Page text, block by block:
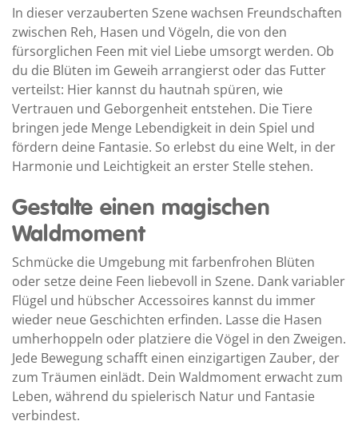
In dieser verzauberten Szene wachsen Freundschaften
zwischen Reh, Hasen und Vögeln, die von den
fürsorglichen Feen mit viel Liebe umsorgt werden. Ob
du die Blüten im Geweih arrangierst oder das Futter
verteilst: Hier kannst du hautnah spüren, wie
Vertrauen und Geborgenheit entstehen. Die Tiere
bringen jede Menge Lebendigkeit in dein Spiel und
fördern deine Fantasie. So erlebst du eine Welt, in der
Harmonie und Leichtigkeit an erster Stelle stehen.
Gestalte einen magischen
Waldmoment
Schmücke die Umgebung mit farbenfrohen Blüten
oder setze deine Feen liebevoll in Szene. Dank variabler
Flügel und hübscher Accessoires kannst du immer
wieder neue Geschichten erfinden. Lasse die Hasen
umherhoppeln oder platziere die Vögel in den Zweigen.
Jede Bewegung schafft einen einzigartigen Zauber, der
zum Träumen einlädt. Dein Waldmoment erwacht zum
Leben, während du spielerisch Natur und Fantasie
verbindest.